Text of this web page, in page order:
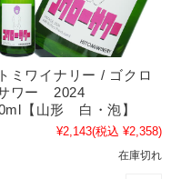
ミワイナリー / ゴクロ
ワー 2024
【山形 白・泡】
¥2,143(税込 ¥2,358)
在庫切れ